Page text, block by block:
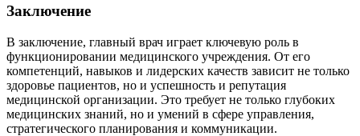
Заключение
В заключение, главный врач играет ключевую роль в
функционировании медицинского учреждения. От его
компетенций, навыков и лидерских качеств зависит не только
здоровье пациентов, но и успешность и репутация
медицинской организации. Это требует не только глубоких
медицинских знаний, но и умений в сфере управления,
стратегического планирования и коммуникации.